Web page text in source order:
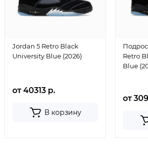
Jordan 5 Retro Black
University Blue (2026)
от 40313 р.
В корзину
Retro
Blue
от